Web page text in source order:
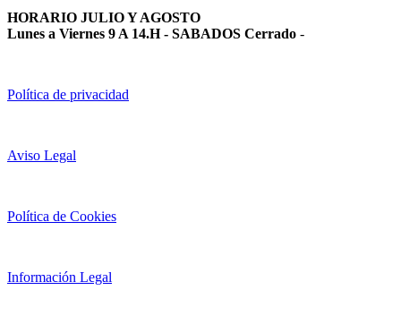
HORARIO JULIO Y AGOSTO
Lunes a Viernes 9 A 14.H - SABADOS Cerrado -
Política de privacidad
Aviso Legal
Política de Cookies
Información Legal